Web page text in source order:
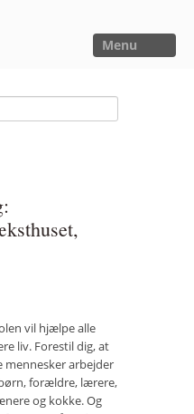
Menu
vil hjælpe alle
liv. Forestil dig, at
mennesker arbejder
forældre, lærere,
og kokke. Og